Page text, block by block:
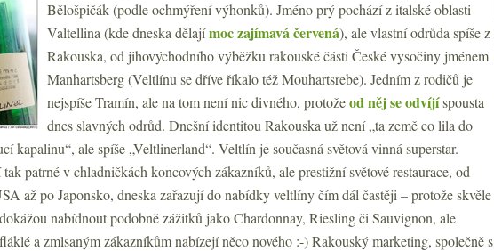
Bělošpičák (podle ochmýření výhonků). Jméno prý pochází z italské oblasti
Valtellina (kde dneska dělajímoc zajímavá červená), ale vlastní odrůda spíše z
Rakouska, od jihovýchodního výběžku rakouské části České vysočiny jménem
Manhartsberg (Veltlínu se dříve říkalo též Mouhartsrebe). Jedním z rodičů je
nejspíše Tramín, ale na tom není nic divného, protožeod něj se odvíjíspousta
dnes slavných odrůd. Dnešní identitou Rakouska už není „ta země co lila do
kapalinu“, ale spíše „Veltlinerland“. Veltlín je současná světová vinná superstar.
patrné v chladničkách koncových zákazníků, ale prestižní světové restaurace, od
až po Japonsko, dneska zařazují do nabídky veltlíny čím dál častěji – protože skvěle
nabídnout podobně zážitků jako Chardonnay, Riesling či Sauvignon, ale
a zmlsaným zákazníkům nabízejí něco nového :-) Rakouský marketing, společně s